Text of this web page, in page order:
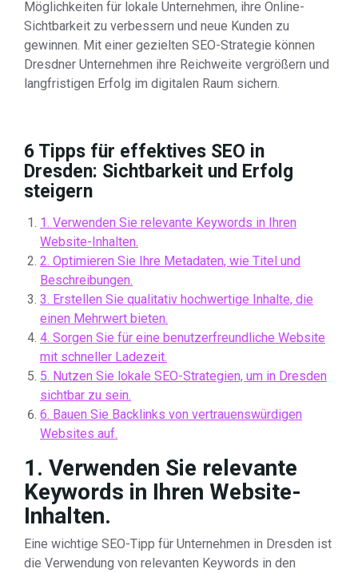
Möglichkeiten für lokale Unternehmen, ihre Online-
Sichtbarkeit zu verbessern und neue Kunden zu
gewinnen. Mit einer gezielten SEO-Strategie können
Dresdner Unternehmen ihre Reichweite vergrößern und
langfristigen Erfolg im digitalen Raum sichern.
6 Tipps für effektives SEO in
Dresden: Sichtbarkeit und Erfolg
steigern
1. Verwenden Sie relevante Keywords in Ihren
Website-Inhalten.
2. Optimieren Sie Ihre Metadaten, wie Titel und
Beschreibungen.
3. Erstellen Sie qualitativ hochwertige Inhalte, die
einen Mehrwert bieten.
4. Sorgen Sie für eine benutzerfreundliche Website
mit schneller Ladezeit.
5. Nutzen Sie lokale SEO-Strategien, um in Dresden
sichtbar zu sein.
6. Bauen Sie Backlinks von vertrauenswürdigen
Websites auf.
1. Verwenden Sie relevante
Keywords in Ihren Website-
Inhalten.
Eine wichtige SEO-Tipp für Unternehmen in Dresden ist
die Verwendung von relevanten Keywords in den